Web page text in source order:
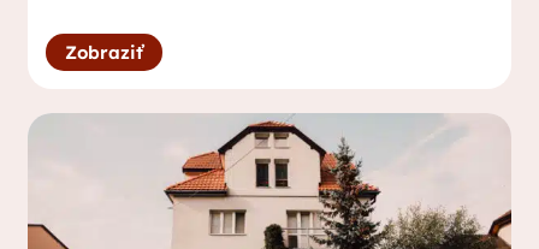
Zobraziť